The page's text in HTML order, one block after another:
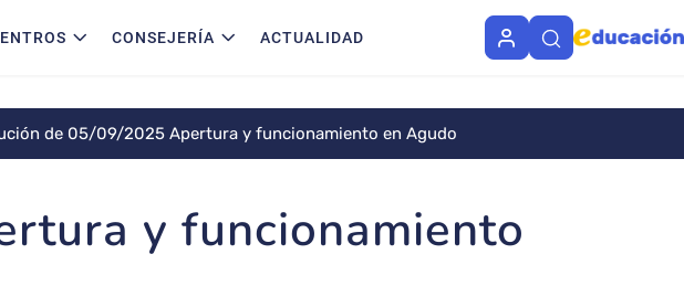
CONSEJERÍA ACTUALIDAD
de 05/09/2025 Apertura y funcionamiento en Agudo
y funcionamiento